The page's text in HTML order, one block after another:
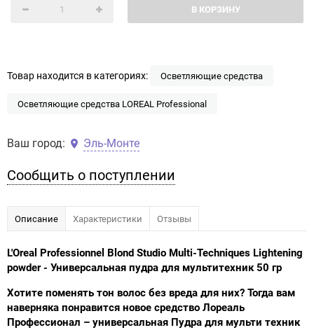
В КОРЗИНУ
Товар находится в категориях: Осветляющие средства
Осветляющие средства LOREAL Professional
Ваш город: Эль-Монте
Сообщить о поступлении
Описание Характеристики Отзывы
L'Oreal Professionnel Blond Studio Multi-Techniques Lightening
powder - Универсальная пудра для мультитехник 50 гр
Хотите поменять тон волос без вреда для них? Тогда вам
наверняка понравится новое средство Лореаль
Профессионал – универсальная Пудра для мульти техник